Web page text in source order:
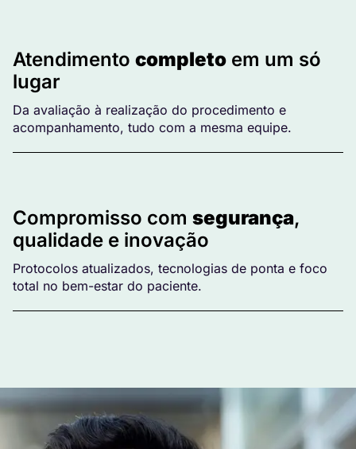
Atendimento completo em um só
lugar
Da avaliação à realização do procedimento e
acompanhamento, tudo com a mesma equipe.
Compromisso com segurança,
qualidade e inovação
Protocolos atualizados, tecnologias de ponta e foco
total no bem-estar do paciente.